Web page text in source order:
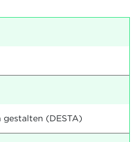
(DESTA)